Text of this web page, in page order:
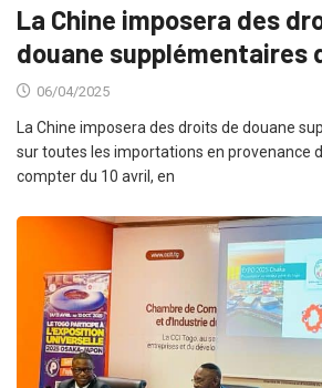
La Chine imposera des
douane supplémentaires
06/04/2025
La Chine imposera des droits de douane
sur toutes les importations en provenance
compter du 10 avril, en